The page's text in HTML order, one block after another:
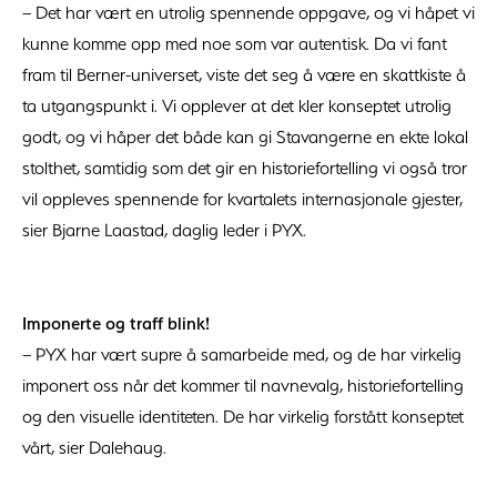
– Det har vært en utrolig spennende oppgave, og vi håpet vi
kunne komme opp med noe som var autentisk. Da vi fant
fram til Berner-universet, viste det seg å være en skattkiste å
ta utgangspunkt i. Vi opplever at det kler konseptet utrolig
godt, og vi håper det både kan gi Stavangerne en ekte lokal
stolthet, samtidig som det gir en historiefortelling vi også tror
vil oppleves spennende for kvartalets internasjonale gjester,
sier Bjarne Laastad, daglig leder i PYX.
Imponerte og traff blink!
– PYX har vært supre å samarbeide med, og de har virkelig
imponert oss når det kommer til navnevalg, historiefortelling
og den visuelle identiteten. De har virkelig forstått konseptet
vårt, sier Dalehaug.